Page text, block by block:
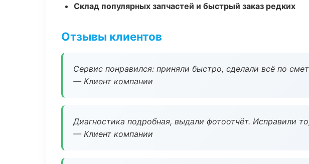
Склад популярных запчастей и быстрый заказ редких
Отзывы клиентов
Сервис понравился: приняли быстро, сделали всё по
— Клиент компании
Диагностика подробная, выдали фотоотчёт. Исправили
— Клиент компании